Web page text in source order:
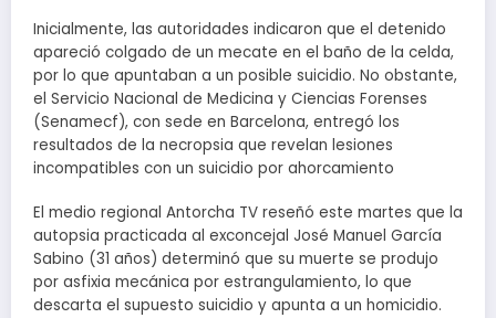
Inicialmente, las autoridades indicaron que el detenido
apareció colgado de un mecate en el baño de la celda,
por lo que apuntaban a un posible suicidio. No obstante,
el Servicio Nacional de Medicina y Ciencias Forenses
(Senamecf), con sede en Barcelona, entregó los
resultados de la necropsia que revelan lesiones
incompatibles con un suicidio por ahorcamiento
El medio regional Antorcha TV reseñó este martes que la
autopsia practicada al exconcejal José Manuel García
Sabino (31 años) determinó que su muerte se produjo
por asfixia mecánica por estrangulamiento, lo que
descarta el supuesto suicidio y apunta a un homicidio.